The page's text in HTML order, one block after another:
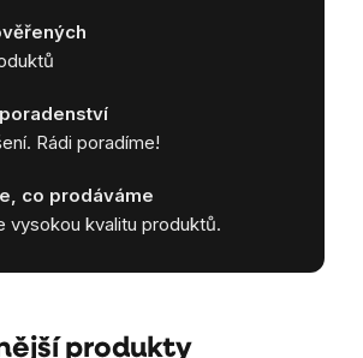
Rádi poradíme!
co prodáváme
vysokou kvalitu produktů.
produkty